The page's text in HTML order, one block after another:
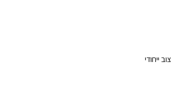
ייחודי